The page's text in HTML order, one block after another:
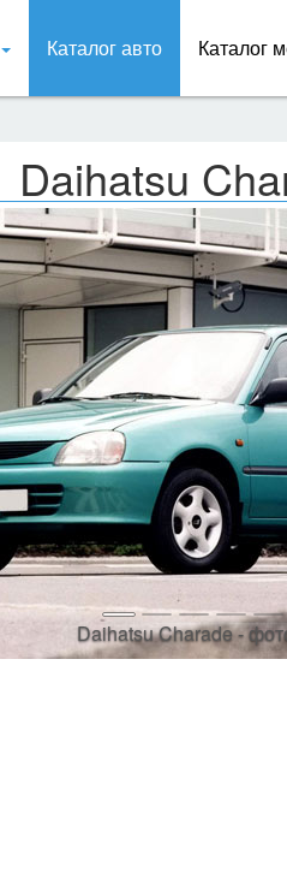
Каталог авто Каталог
Daihatsu
Daihatsu Charade -